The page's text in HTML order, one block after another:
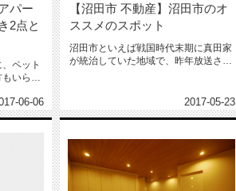
パー
2点と
ペット
いらっ
06-06
【沼田市 不動産】沼田市のオ
ススメのスポット
沼田市といえば戦国時代末期に真田家
が統治していた地域で、昨年放送され
2017-05-23